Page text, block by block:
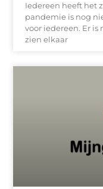
Iedereen heeft het
pandemie is nog
voor iedereen. Er
zien elkaar